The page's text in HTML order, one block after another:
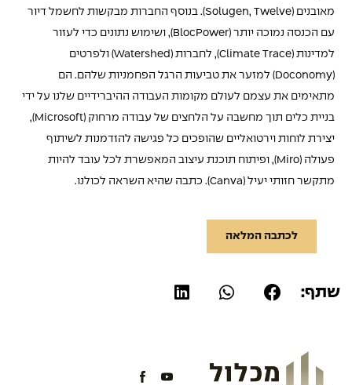
מאובנים (Solugen, Twelve). בנוסף החברות מבקשות לחשמל דיור
עם הכנסה נמוכה יותר (BlocPower), ושימוש נתונים כדי לעזור
למדינות (Climate Trace), לחברות (Watershed) ולפרטים
(Doconomy) למזער את טביעות הרגל הפחמניות שלהם. הם
מתאימים את עצמם לעולם מקומות העבודה ההיברידיים שלנו על ידי
בניית כלים תוך מחשבה על הלחצים של עבודה מרחוק (Microsoft),
יצירת לוחות וירטואליים שהופכים כל פגישה להזדמנות לשיתוף
פעולה (Miro), ופיתוח תוכנת עיצוב המאפשרת לכל עובד להיות
מתקשר חזותי יעיל (Canva). כתבה שהיא השראה לכולנו.
לכתבה המלאה
שתף: